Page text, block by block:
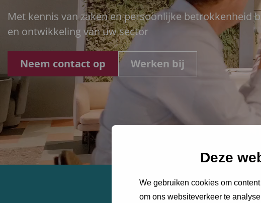
Deze
We gebruiken cookies om
om ons websiteverkeer te
Met kennis van zaken en persoonlijke betrokkenheid
en ontwikkeling van uw sector
Neem contact op Werken bij